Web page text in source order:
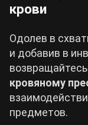
крови
Одолев в
и добавив в
кровяному
предметов.